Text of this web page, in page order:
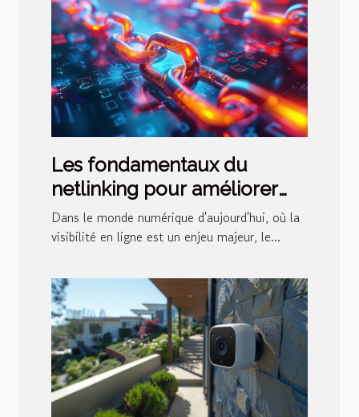
Les fondamentaux du
netlinking pour améliorer
votre positionnement SEO
Dans le monde numérique d'aujourd'hui, où la
visibilité en ligne est un enjeu majeur, le...